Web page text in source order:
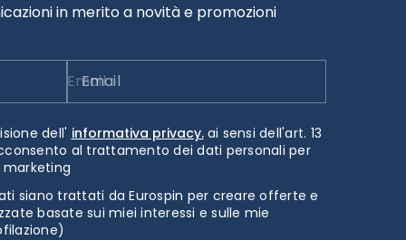
in merito a novità e promozioni
Email
dell' informativa privacy.ai sensi dell'art. 13
al trattamento dei dati personali per
siano trattati da Eurospin per creare offerte e
basate sui miei interessi e sulle mie